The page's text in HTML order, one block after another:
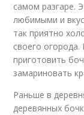
самом разгаре.
любимыми и
так приятно
своего
приготовить
замариновать
Раньше в
деревянных